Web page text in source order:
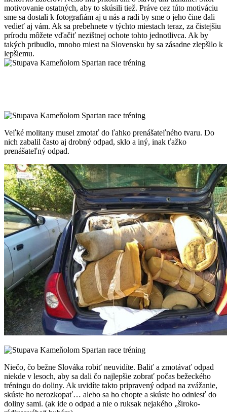
motivovanie ostatných, aby to skúsili tiež. Práve cez túto motiváciu
sme sa dostali k fotografiám aj u nás a radi by sme o jeho čine dali
vedieť aj vám. Ak sa prebehnete v týchto miestach teraz, za čistejšiu
prírodu môžete vďačiť nezištnej ochote tohto jednotlivca. Ak by
takých pribudlo, mnoho miest na Slovensku by sa zásadne zlepšilo k
lepšiemu.
Veľké molitany musel zmotať do ľahko prenášateľného tvaru. Do
nich zabalil často aj drobný odpad, sklo a iný, inak ťažko
prenášateľný odpad.
Niečo, čo bežne Slováka robiť neuvidíte. Baliť a zmotávať odpad
niekde v lesoch, aby sa dali čo najlepšie zobrať počas bežeckého
tréningu do doliny. Ak uvidíte takto pripravený odpad na zvážanie,
skúste ho nerozkopať… alebo sa ho chopte a skúste ho odniesť do
doliny sami. (ak ide o odpad a nie o ruksak nejakého „široko-